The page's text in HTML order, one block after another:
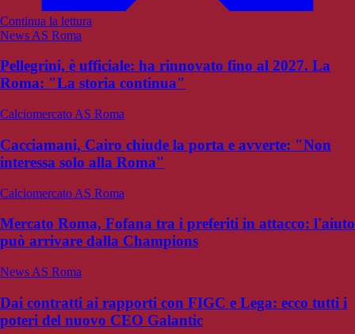
Continua la lettura
News AS Roma
Pellegrini, è ufficiale: ha rinnovato fino al 2027. La
Roma: "La storia continua"
Calciomercato AS Roma
Cacciamani, Cairo chiude la porta e avverte: "Non
interessa solo alla Roma"
Calciomercato AS Roma
Mercato Roma, Fofana tra i preferiti in attacco: l'aiuto
può arrivare dalla Champions
News AS Roma
Dai contratti ai rapporti con FIGC e Lega: ecco tutti i
poteri del nuovo CEO Galantic